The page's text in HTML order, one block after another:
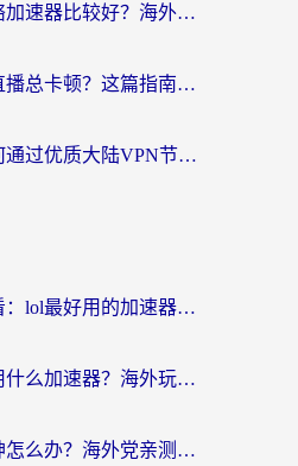
在国外用什么网络加速器比较好？海外党亲测：从痛点到解决方案的全攻略
海外看国内电视直播总卡顿？这篇指南教你选对回国加速器，无缝追剧不发愁
海外党必看：如何通过优质大陆VPN节点无缝访问国内资源？
留学生海外党必看：lol最好用的加速器怎么选？附一梦江湖、神鬼传奇加速攻略
境外玩鸿图之下用什么加速器？海外玩家必看的国服游戏加速全攻略
在日本打不开原神怎么办？海外党亲测有效的国服游戏加速指南